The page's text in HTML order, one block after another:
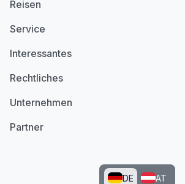
Reisen
Service
Interessantes
Rechtliches
Unternehmen
Partner
DE AT